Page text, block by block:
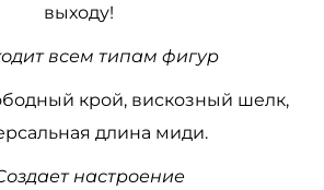
выходу!
всем типам фигур
крой, вискозный шелк,
длина миди.
настроение